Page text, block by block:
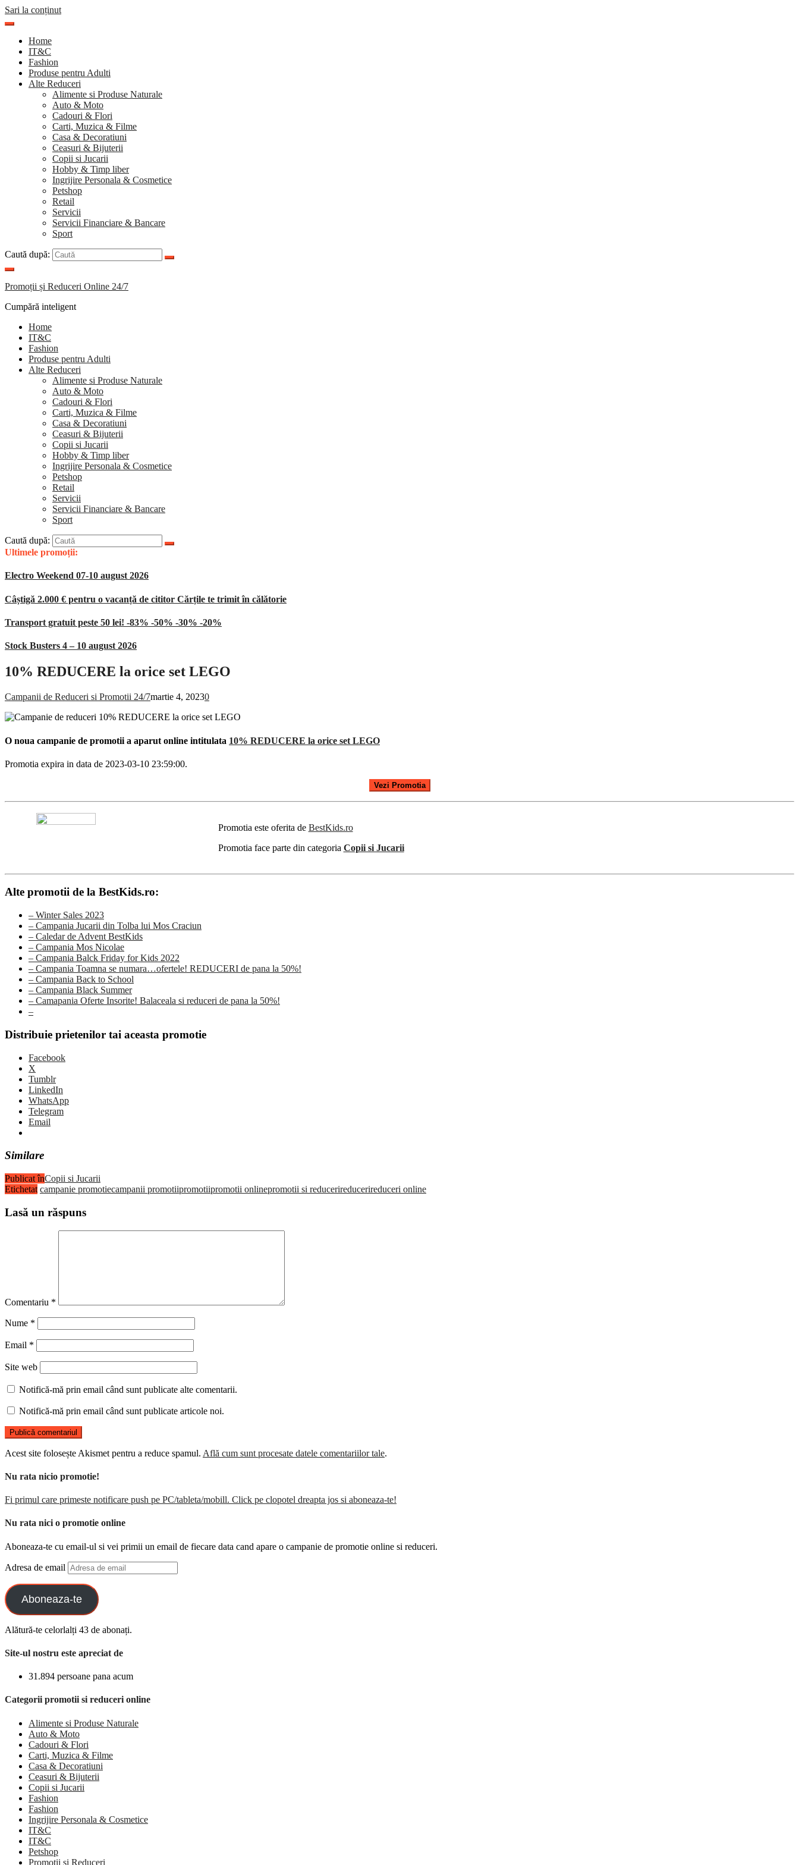
Sari la conținut
Home
IT&C
Fashion
Produse pentru Adulti
Alte Reduceri
Alimente si Produse Naturale
Auto & Moto
Cadouri & Flori
Carti, Muzica & Filme
Casa & Decoratiuni
Ceasuri & Bijuterii
Copii si Jucarii
Hobby & Timp liber
Ingrijire Personala & Cosmetice
Petshop
Retail
Servicii
Servicii Financiare & Bancare
Sport
Caută după:
Promoții și Reduceri Online 24/7
Cumpără inteligent
Home
IT&C
Fashion
Produse pentru Adulti
Alte Reduceri
Alimente si Produse Naturale
Auto & Moto
Cadouri & Flori
Carti, Muzica & Filme
Casa & Decoratiuni
Ceasuri & Bijuterii
Copii si Jucarii
Hobby & Timp liber
Ingrijire Personala & Cosmetice
Petshop
Retail
Servicii
Servicii Financiare & Bancare
Sport
Caută după:
Ultimele promoții:
Electro Weekend 07-10 august 2026
Câștigă 2.000 € pentru o vacanță de cititor Cărțile te trimit în călătorie
Transport gratuit peste 50 lei! -83% -50% -30% -20%
Stock Busters 4 – 10 august 2026
10% REDUCERE la orice set LEGO
Campanii de Reduceri si Promotii 24/7martie 4, 20230
O noua campanie de promotii a aparut online intitulata 10% REDUCERE la orice set LEGO
Promotia expira in data de 2023-03-10 23:59:00.
Vezi Promotia
Promotia este oferita de BestKids.ro
Promotia face parte din categoria Copii si Jucarii
Alte promotii de la BestKids.ro:
– Winter Sales 2023
– Campania Jucarii din Tolba lui Mos Craciun
– Caledar de Advent BestKids
– Campania Mos Nicolae
– Campania Balck Friday for Kids 2022
– Campania Toamna se numara…ofertele! REDUCERI de pana la 50%!
– Campania Back to School
– Campania Black Summer
– Camapania Oferte Insorite! Balaceala si reduceri de pana la 50%!
–
Distribuie prietenilor tai aceasta promotie
Facebook
X
Tumblr
LinkedIn
WhatsApp
Telegram
Email
Similare
Publicat înCopii si Jucarii
Etichetat campanie promotiecampanii promotiipromotiipromotii onlinepromotii si reducerireducerireduceri online
Lasă un răspuns
Comentariu *
Nume *
Email *
Site web
Notifică-mă prin email când sunt publicate alte comentarii.
Notifică-mă prin email când sunt publicate articole noi.
Acest site folosește Akismet pentru a reduce spamul. Află cum sunt procesate datele comentariilor tale.
Nu rata nicio promotie!
Fi primul care primeste notificare push pe PC/tableta/mobill. Click pe clopotel dreapta jos si aboneaza-te!
Nu rata nici o promotie online
Aboneaza-te cu email-ul si vei primii un email de fiecare data cand apare o campanie de promotie online si reduceri.
Adresa de email
Aboneaza-te
Alătură-te celorlalți 43 de abonați.
Site-ul nostru este apreciat de
31.894 persoane pana acum
Categorii promotii si reduceri online
Alimente si Produse Naturale
Auto & Moto
Cadouri & Flori
Carti, Muzica & Filme
Casa & Decoratiuni
Ceasuri & Bijuterii
Copii si Jucarii
Fashion
Fashion
Ingrijire Personala & Cosmetice
IT&C
IT&C
Petshop
Promotii si Reduceri